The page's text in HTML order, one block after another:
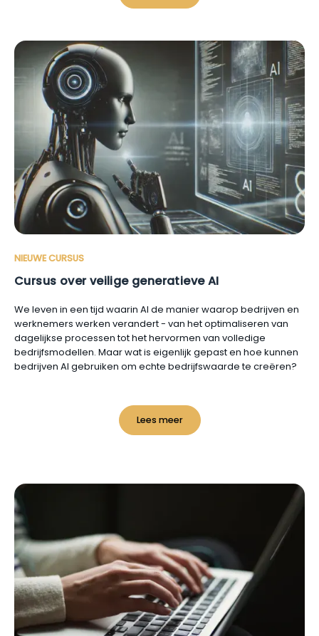
NIEUWE CURSUS
Cursus over veilige generatieve AI
We leven in een tijd waarin AI de manier waarop bedrijven en
werknemers werken verandert - van het optimaliseren van
dagelijkse processen tot het hervormen van volledige
bedrijfsmodellen. Maar wat is eigenlijk gepast en hoe kunnen
bedrijven AI gebruiken om echte bedrijfswaarde te creëren?
Lees meer